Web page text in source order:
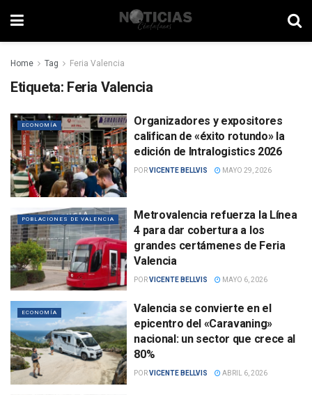
Home Tag Feria Valencia
Etiqueta: Feria Valencia
ECONOMÍA
Organizadores y expositores
califican de «éxito rotundo» la
edición de Intralogistics 2026
PORVICENTE BELLVIS MAYO 29, 2026
POBLACIONES DE VALENCIA
Metrovalencia refuerza la Línea
4 para dar cobertura a los
grandes certámenes de Feria
Valencia
PORVICENTE BELLVIS MAYO 6, 2026
ECONOMÍA
Valencia se convierte en el
epicentro del «Caravaning»
nacional: un sector que crece al
80%
PORVICENTE BELLVIS ABRIL 6, 2026